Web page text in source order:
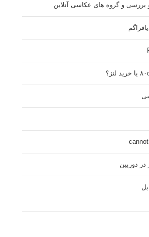
بررسی و گروه های عکاسی آنلاین
دوربین